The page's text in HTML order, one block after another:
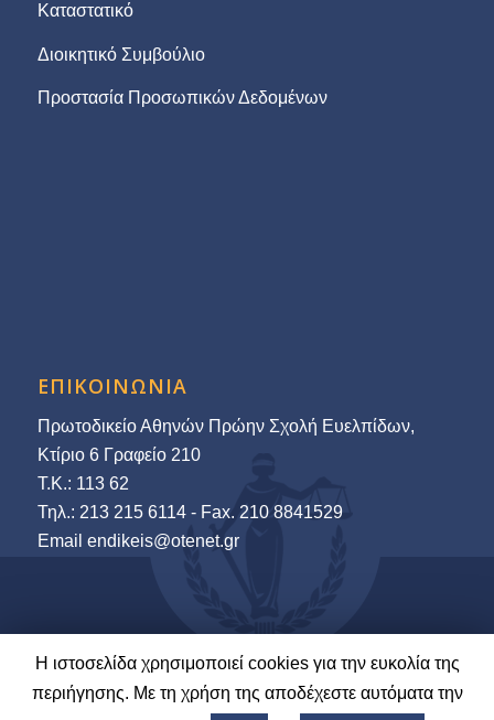
Καταστατικό
Διοικητικό Συμβούλιο
Προστασία Προσωπικών Δεδομένων
ΕΠΙΚΟΙΝΩΝΙΑ
Πρωτοδικείο Αθηνών Πρώην Σχολή Ευελπίδων,
Κτίριο 6 Γραφείο 210
Τ.Κ.: 113 62
Τηλ.: 213 215 6114 - Fax. 210 8841529
Εmail endikeis@otenet.gr
© 2022-23 Ένωση Δικαστών & Εισαγγελέων | Ανάπτυξη και Φιλοξενία:
Η ιστοσελίδα χρησιμοποιεί cookies για την ευκολία της
περιήγησης. Με τη χρήση της αποδέχεστε αυτόματα την